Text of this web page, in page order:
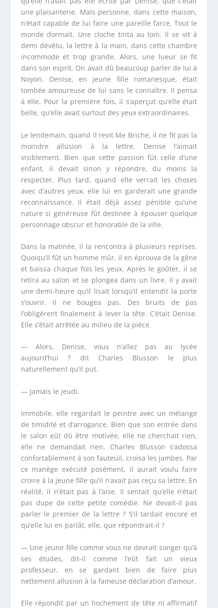
une plaisanterie. Mais personne, dans cette maison,
n’était capable de lui faire une pareille farce. Tout le
monde dormait. Une cloche tinta au loin. Il se vit à
demi dévêtu, la lettre à la main, dans cette chambre
incommode et trop grande. Alors, une lueur se fit
dans son esprit. On avait dû beaucoup parler de lui à
Noyon. Denise, en jeune fille romanesque, était
tombée amoureuse de lui sans le connaître. Il pensa
à elle. Pour la première fois, il s’aperçut qu’elle était
belle, qu’elle avait surtout des yeux extraordinaires.
Le lendemain, quand il revit Me Briche, il ne fit pas la
moindre allusion à la lettre. Denise l’aimait
visiblement. Bien que cette passion fût celle d’une
enfant, il devait sinon y répondre, du moins la
respecter. Plus tard, quand elle verrait les choses
avec d’autres yeux, elle lui en garderait une grande
reconnaissance. Il était déjà assez pénible qu’une
nature si généreuse fût destinée à épouser quelque
personnage obscur et honorable de la ville.
Dans la matinée, il la rencontra à plusieurs reprises.
Quoiqu’il fût un homme mûr, il en éprouva de la gêne
et baissa chaque fois les yeux. Après le goûter, il se
retira au salon et se plongea dans un livre. Il y avait
une demi-heure qu’il lisait lorsqu’il entendit la porte
s’ouvrir. Il ne bougea pas. Des bruits de pas
l’obligèrent finalement à lever la tête. C’était Denise.
Elle s’était arrêtée au milieu de la pièce.
— Alors, Denise, vous n’allez pas au lycée
aujourd’hui ? dit Charles Blusson le plus
naturellement qu’il put.
— Jamais le jeudi.
Immobile, elle regardait le peintre avec un mélange
de timidité et d’arrogance. Bien que son entrée dans
le salon eût dû être motivée, elle ne cherchait rien,
elle ne demandait rien. Charles Blusson s’adossa
confortablement à son fauteuil, croisa les jambes. Par
ce manège exécuté posément, il aurait voulu faire
croire à la jeune fille qu’il n’avait pas reçu sa lettre. En
réalité, il n’était pas à l’aise. Il sentait qu’elle n’était
pas dupe de cette petite comédie. Ne devait-il pas
parler le premier de la lettre ? S’il tardait encore et
qu’elle lui en parlât, elle, que répondrait-il ?
— Une jeune fille comme vous ne devrait songer qu’à
ses études, dit-il comme l’eût fait un vieux
professeur, en se gardant bien de faire plus
nettement allusion à la fameuse déclaration d’amour.
Elle répondit par un hochement de tête ni affirmatif